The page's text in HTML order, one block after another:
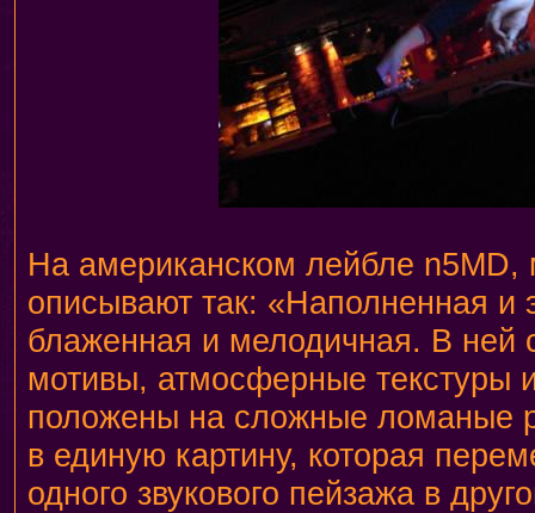
На американском лейбле n5MD,
описывают так: «Наполненная и
блаженная и мелодичная. В ней
мотивы, атмосферные текстуры
положены на сложные ломаные
в единую картину, которая
одного звукового пейзажа в